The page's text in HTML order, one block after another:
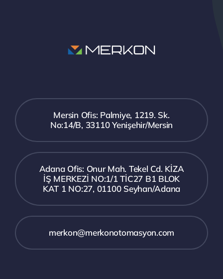
Mersin Ofis: Palmiye, 1219. Sk.
No:14/B, 33110 Yenişehir/Mersin
Adana Ofis: Onur Mah. Tekel Cd. KİZA
İŞ MERKEZİ NO:1/1 TİC27 B1 BLOK
KAT 1 NO:27, 01100 Seyhan/Adana
merkon@merkonotomasyon.com